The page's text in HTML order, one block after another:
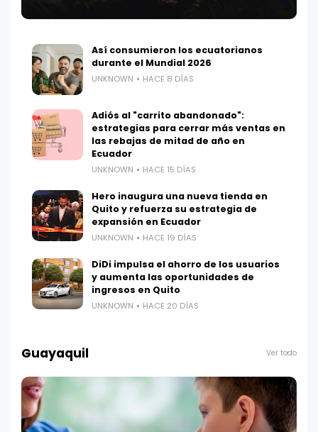
Así consumieron los ecuatorianos
durante el Mundial 2026
UNKNOWN HACE 8 DÍAS
Adiós al "carrito abandonado":
estrategias para cerrar más ventas en
las rebajas de mitad de año en
Ecuador
UNKNOWN HACE 15 DÍAS
Hero inaugura una nueva tienda en
Quito y refuerza su estrategia de
expansión en Ecuador
UNKNOWN HACE 19 DÍAS
DiDi impulsa el ahorro de los usuarios
y aumenta las oportunidades de
ingresos en Quito
UNKNOWN HACE 20 DÍAS
Guayaquil Ver todo